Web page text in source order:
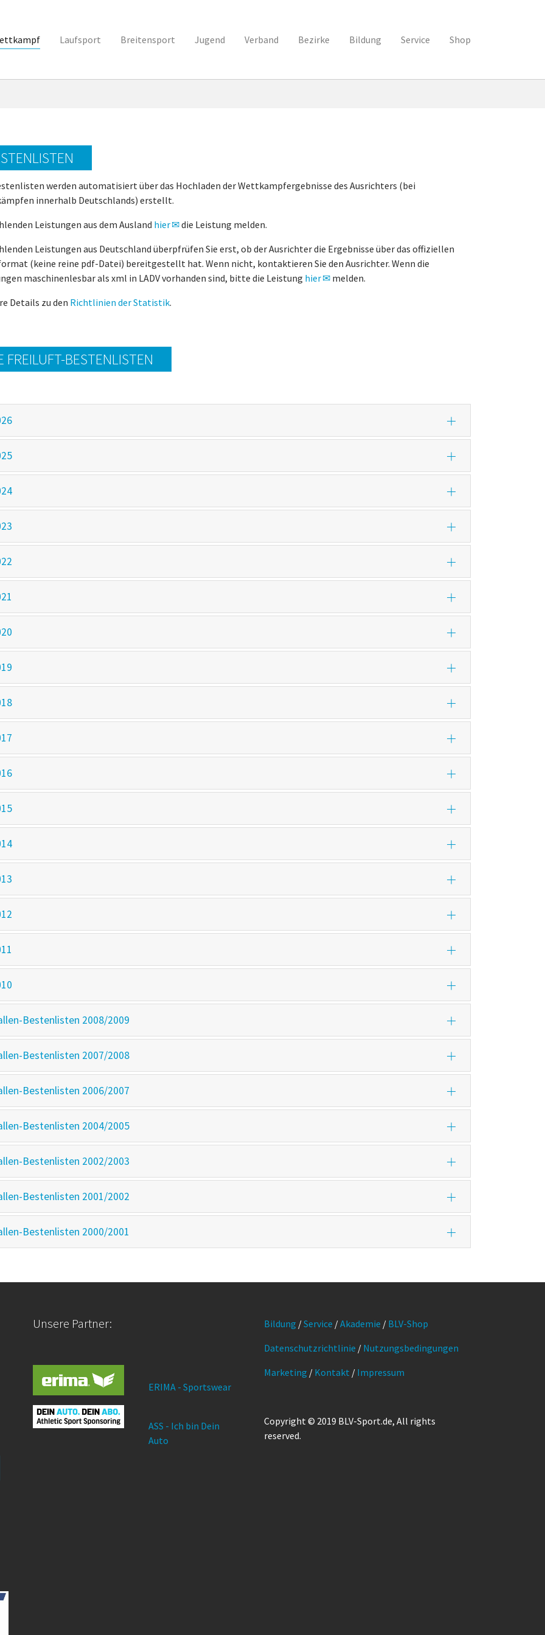
Laufsport Breitensport Jugend Verband Bezirke Bildung Service Shop
werden automatisiert über das Hochladen der Wettkampfergebnisse des Ausrichters (bei
innerhalb Deutschlands) erstellt.
Leistungen aus dem Ausland hier
die Leistung melden.
Leistungen aus Deutschland überpfrüfen Sie erst, ob der Ausrichter die Ergebnisse über das offiziellen
(keine reine pdf-Datei) bereitgestellt hat. Wenn nicht, kontaktieren Sie den Ausrichter. Wenn die
maschinenlesbar als xml in LADV vorhanden sind, bitte die Leistung hier
melden.
Details zu den Richtlinien der Statistik.
FREILUFT-BESTENLISTEN
Bestenlisten 2008/2009
Bestenlisten 2007/2008
Bestenlisten 2006/2007
Bestenlisten 2004/2005
Bestenlisten 2002/2003
Bestenlisten 2001/2002
Bestenlisten 2000/2001
Unsere Partner:
ERIMA - Sportswear
ASS - Ich bin Dein
Auto
Bildung /Service /Akademie / BLV-Shop
Datenschutzrichtlinie / Nutzungsbedingungen
Marketing / Kontakt / Impressum
Copyright © 2019 BLV-Sport.de, All rights
reserved.